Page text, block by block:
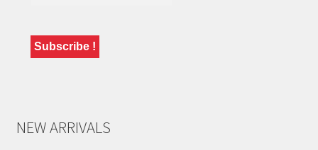
NEW ARRIVALS